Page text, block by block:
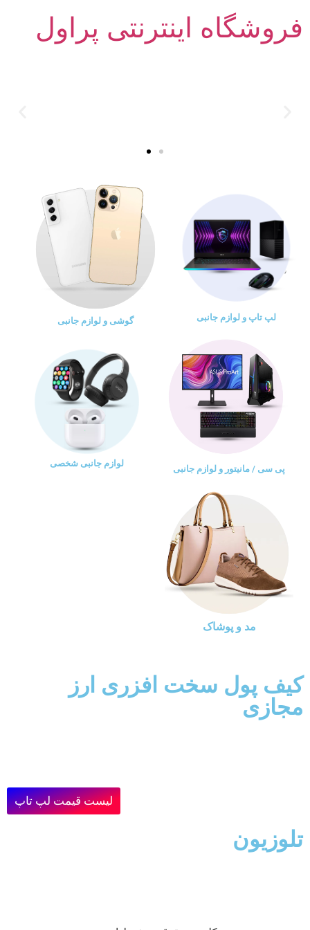
فروشگاه اینترنتی پراول
لپ تاپ و لوازم جانبی گوشی و لوازم جانبی
پی سی / مانیتور و لوازم جانبی
لوازم جانبی شخصی
مد و پوشاک
کیف پول سخت افزری ارز
مجازی
لیست قیمت لپ تاپ
تلوزیون